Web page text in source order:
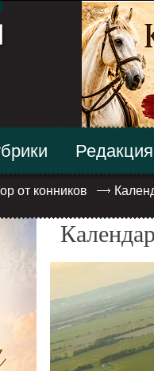
от конников
Редакция